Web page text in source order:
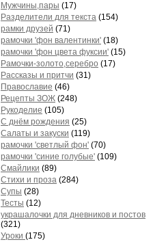
Мужчины,пары (17)
Разделители для текста (154)
рамки друзей (71)
рамочки 'фон валентинки' (18)
рамочки 'фон цвета фуксии' (15)
Рамочки-золото,серебро (17)
Рассказы и притчи (31)
Православие (46)
Рецепты ЗОЖ (248)
Рукоделие (105)
С днём рождения (25)
Салаты и закуски (119)
рамочки 'светлый фон' (70)
рамочки 'синие голубые' (109)
Смайлики (89)
Стихи и проза (284)
Супы (28)
Тесты (12)
украшалочки для дневников и постов
(321)
Уроки (175)